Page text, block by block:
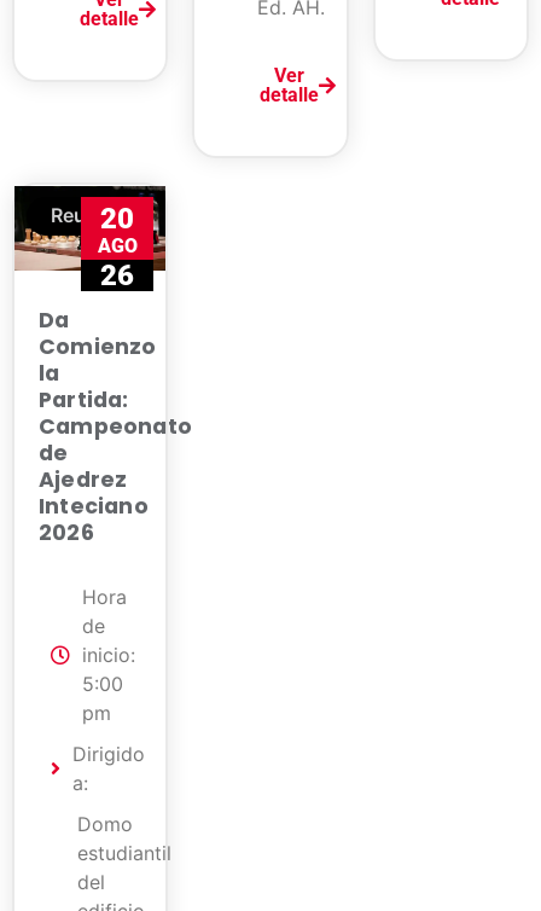
detalle
Ed. AH.
Ver
detalle
Reunión
20
AGO
26
Da
Comienzo
la
Partida:
Campeonato
de
Ajedrez
Inteciano
2026
Hora
de
inicio:
5:00
pm
Dirigido
a:
Domo
estudiantil
del